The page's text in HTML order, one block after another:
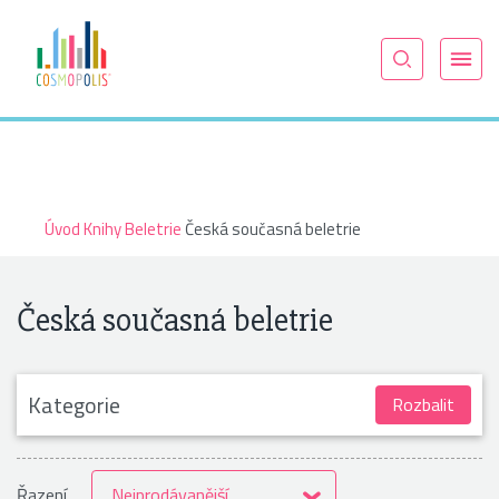
ÚvodKnihyBeletrie Česká současná beletrie
Česká současná beletrie
Kategorie Rozbalit